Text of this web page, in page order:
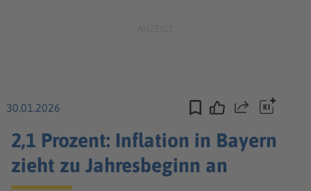
30.01.2026 Teilen
2,1 Prozent: Inflation in Bayern
zieht zu Jahresbeginn an